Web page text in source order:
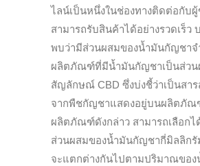
ไลน์เป็นหนึ่งในช่องทางติดต่อกับ
สามารถรับสินค้าได้อย่างรวดเร็ว
พบว่ามีส่วนผสมของน้ำมันกัญชาจ
ผลิตภัณฑ์ที่มีน้ำมันกัญชาเป็นส่วน
สัญลักษณ์ CBD ซึ่งบ่งชี้ว่าเป็นสา
จากพืชกัญชาแสดงอยู่บนผลิตภัณ
ผลิตภัณฑ์ดังกล่าว สามารถเลือกไ
ส่วนผสมของน้ำมันกัญชากี่มิลลิกรั
จะแตกต่างกันไปตามปริมาณขอ